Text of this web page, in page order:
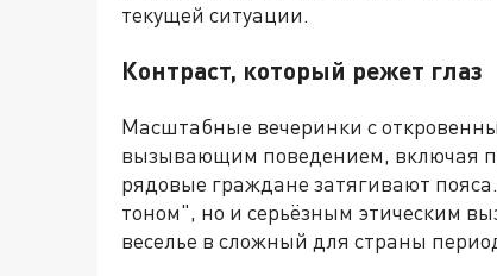
текущей ситуации.
Контраст, который режет глаз
Масштабные вечеринки с
вызывающим поведением, включая
рядовые граждане затягивают
тоном", но и серьёзным этическим
веселье в сложный для страны